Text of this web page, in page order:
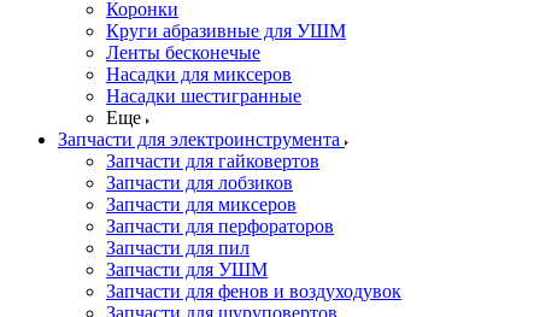
Коронки
Круги абразивные для УШМ
Ленты бесконечые
Насадки для миксеров
Насадки шестигранные
Еще
Запчасти для электроинструмента
Запчасти для гайковертов
Запчасти для лобзиков
Запчасти для миксеров
Запчасти для перфораторов
Запчасти для пил
Запчасти для УШМ
Запчасти для фенов и воздуходувок
Запчасти для шуруповертов